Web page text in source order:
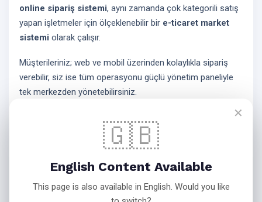
online sipariş sistemi, aynı zamanda çok kategorili satış
yapan işletmeler için ölçeklenebilir bir e-ticaret market
sistemi olarak çalışır.
Müşterileriniz; web ve mobil üzerinden kolaylıkla sipariş
verebilir, siz ise tüm operasyonu güçlü yönetim paneliyle
tek merkezden yönetebilirsiniz.
Markanıza Özel Online Market Altyapısı
Bink Teknoloji, işletmenizin logosu, renkleri ve menü
yapısıyla tamamen size ait birmarka bazlı market
uygulaması
üretir.
Kendi mobil uygulamanız veya web uygulamanız üzerinden
✕
🇬🇧
English Content Available
This page is also available in English. Would you like